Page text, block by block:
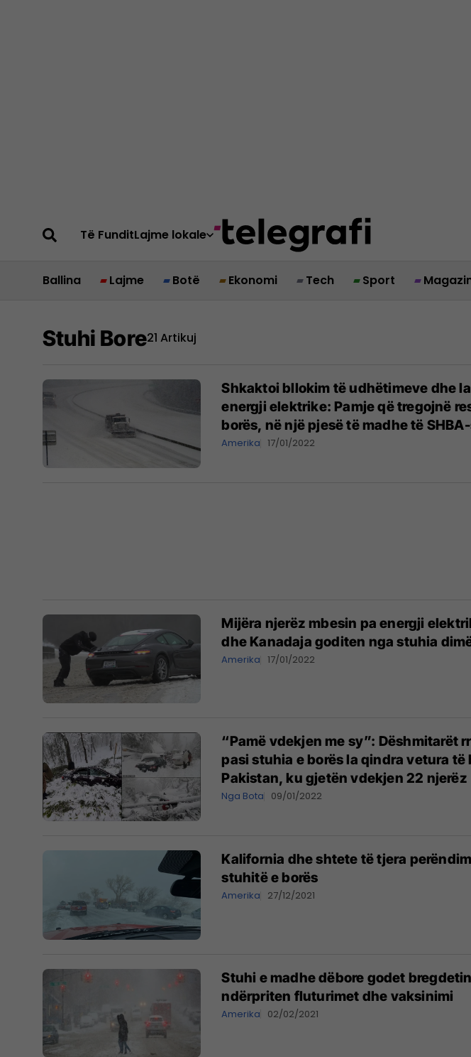
Të FunditLajme lokale
Ballina Lajme Botë Ekonomi Tech Sport
Stuhi Bore21 Artikuj
Shkaktoi bllokim të udhëtimeve dhe
energji elektrike: Pamje që tregojnë
borës, në një pjesë të madhe të
Amerika 17/01/2022
Mijëra njerëz mbesin pa energji
dhe Kanadaja goditen nga stuhia
Amerika 17/01/2022
“Pamë vdekjen me sy”: Dëshmitarët
pasi stuhia e borës la qindra vetura të
Pakistan, ku gjetën vdekjen 22 njerëz
Nga Bota 09/01/2022
Kalifornia dhe shtete të tjera
stuhitë e borës
Amerika 27/12/2021
Stuhi e madhe dëbore godet
ndërpriten fluturimet dhe vaksinimi
Amerika 02/02/2021